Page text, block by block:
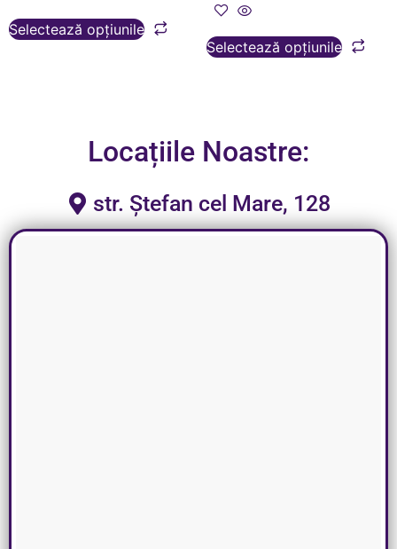
Selectează opțiunile
Selectează opțiunile
Locațiile Noastre:
str. Ștefan cel Mare, 128